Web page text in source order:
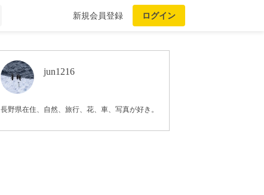
新規会員登録 ログイン
jun1216
長野県在住、自然、旅行、花、車、写真が好き。